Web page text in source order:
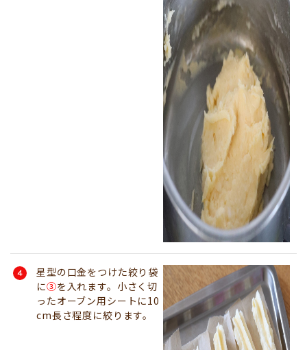
星型の口金をつけた絞り袋
に③を入れます。小さく切
ったオーブン用シートに10
cm長さ程度に絞ります。